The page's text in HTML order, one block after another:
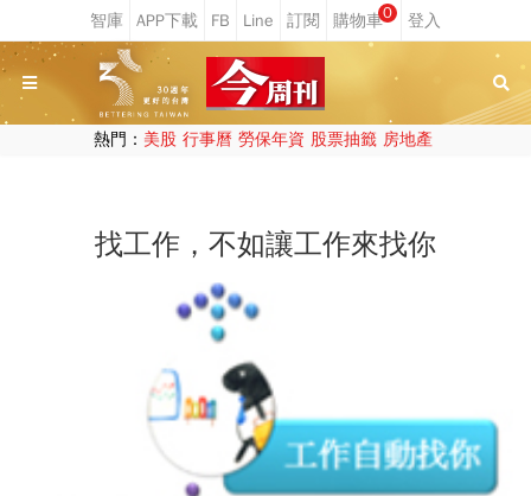
0
熱門： 美股 行事曆 勞保年資 股票抽籤 房地產
找工作，不如讓工作來找你